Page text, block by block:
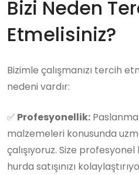
Bizi Neden
Etmelisiniz?
Bizimle çalışmanızı tercih
nedeni vardır:
✅ Profesyonellik:
malzemeleri konusunda
çalışıyoruz. Size
hurda satışınızı